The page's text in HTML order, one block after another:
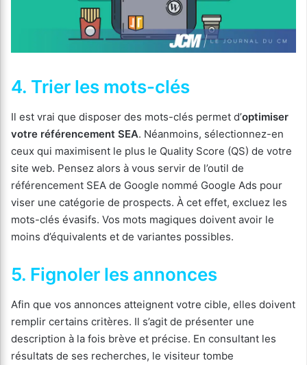
4. Trier les mots-clés
Il est vrai que disposer des mots-clés permet d’optimiser
votre référencement SEA. Néanmoins, sélectionnez-en
ceux qui maximisent le plus le Quality Score (QS) de votre
site web. Pensez alors à vous servir de l’outil de
référencement SEA de Google nommé Google Ads pour
viser une catégorie de prospects. À cet effet, excluez les
mots-clés évasifs. Vos mots magiques doivent avoir le
moins d’équivalents et de variantes possibles.
5. Fignoler les annonces
Afin que vos annonces atteignent votre cible, elles doivent
remplir certains critères. Il s’agit de présenter une
description à la fois brève et précise. En consultant les
résultats de ses recherches, le visiteur tombe